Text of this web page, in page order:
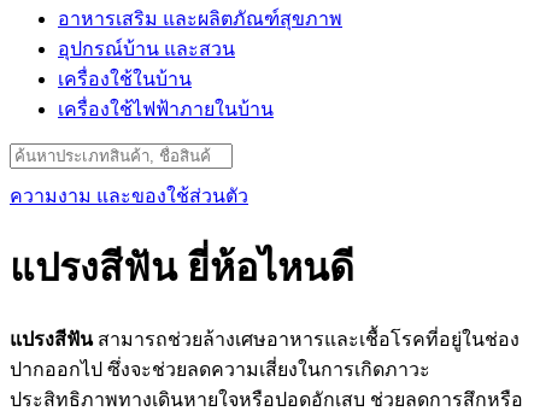
อาหารเสริม และผลิตภัณฑ์สุขภาพ
อุปกรณ์บ้าน และสวน
เครื่องใช้ในบ้าน
เครื่องใช้ไฟฟ้าภายในบ้าน
Search
for:
ความงาม และของใช้ส่วนตัว
แปรงสีฟัน ยี่ห้อไหนดี
แปรงสีฟันสามารถช่วยล้างเศษอาหารและเชื้อโรคที่อยู่ในช่อง
ปากออกไป ซึ่งจะช่วยลดความเสี่ยงในการเกิดภาวะ
ประสิทธิภาพทางเดินหายใจหรือปอดอักเสบ ช่วยลดการสึกหรือ